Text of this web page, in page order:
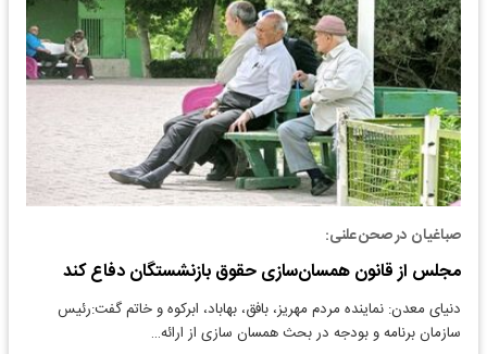
صباغیان در صحن علنی:
مجلس از قانون همسان‌سازی حقوق بازنشستگان دفاع کند
دنیای معدن: نماینده مردم مهریز، بافق، بهاباد، ابرکوه و خاتم گفت:رئیس
سازمان برنامه و بودجه در بحث همسان سازی از ارائه…